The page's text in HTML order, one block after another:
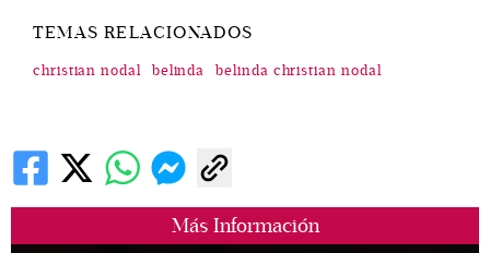
Más Información
TEMAS RELACIONADOS
christian nodal belinda belinda christian nodal